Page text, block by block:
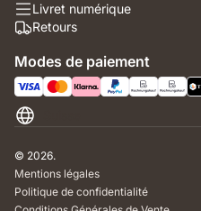
Livret numérique
Retours
Modes de paiement
© 2026.
Mentions légales
Politique de confidentialité